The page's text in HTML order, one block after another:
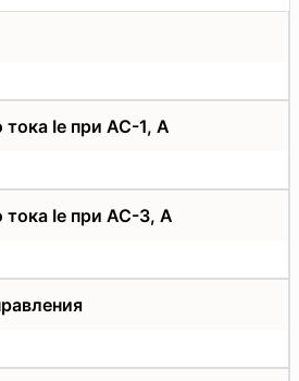
Ie при AC-1, А
тока Ie при AC-3, А